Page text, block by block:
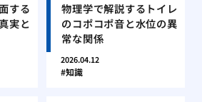
する
実と
物理学で解説するトイレ
のコポコポ音と水位の異
常な関係
2026.04.12
知識